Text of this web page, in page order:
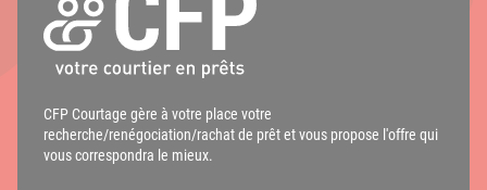
CFP Courtage gère à votre place votre
recherche/renégociation/rachat de prêt et vous propose l'offre qui
vous correspondra le mieux.